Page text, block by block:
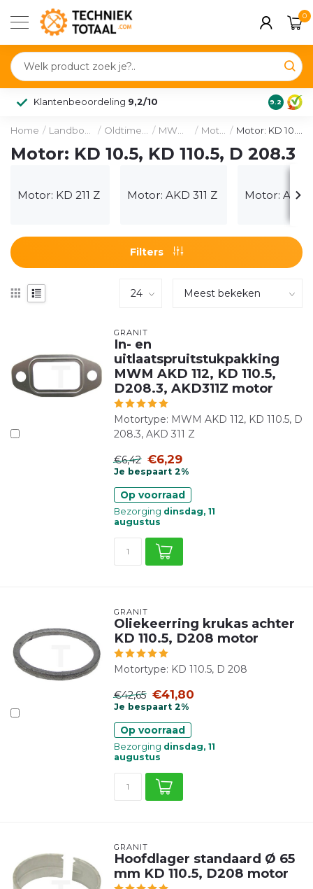
0
Klantenbeoordeling 9,2/10 9.2
Home / / / / /
Motor: KD 10.5, KD 110.5, D 208.3
Motor: KD 211 Z Motor: AKD 311 Z Motor: AKD
Filters
GRANIT
In- en
uitlaatspruitstukpakking
MWM AKD 112, KD 110.5,
D208.3, AKD311Z motor
Motortype: MWM AKD 112, KD 110.5, D
208.3, AKD 311 Z
€6,42 €6,29
Je bespaart 2%
Op voorraad
Bezorging dinsdag, 11
augustus
GRANIT
Oliekeerring krukas achter
KD 110.5, D208 motor
Motortype: KD 110.5, D 208
€42,65 €41,80
Je bespaart 2%
Op voorraad
Bezorging dinsdag, 11
augustus
GRANIT
Hoofdlager standaard Ø 65
mm KD 110.5, D208 motor